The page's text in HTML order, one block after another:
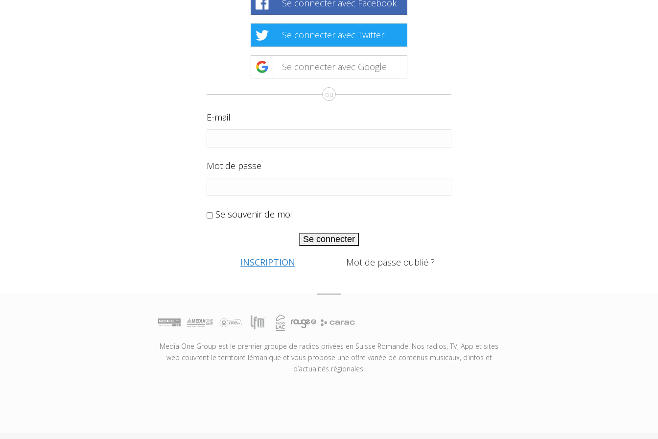
Se connecter avec Facebook
Se connecter avec Twitter
Se connecter avec Google
ou
E-mail
Mot de passe
Se souvenir de moi
Se connecter
INSCRIPTION Mot de passe oublié ?
Media One Group est le premier groupe de radios privées en Suisse Romande. Nos radios, TV, App et sites
web couvrent le territoire lémanique et vous propose une offre variée de contenus musicaux, d’infos et
d’actualités régionales.